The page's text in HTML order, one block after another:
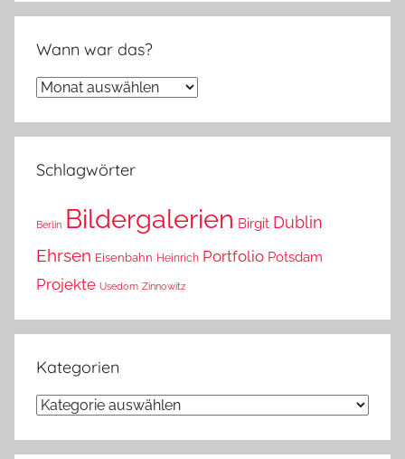
Wann war das?
Wann
das?
Schlagwörter
Berlin Bildergalerien Birgit Dublin
Ehrsen Eisenbahn Heinrich Portfolio Potsdam
Projekte Usedom Zinnowitz
Kategorien
Kategorien